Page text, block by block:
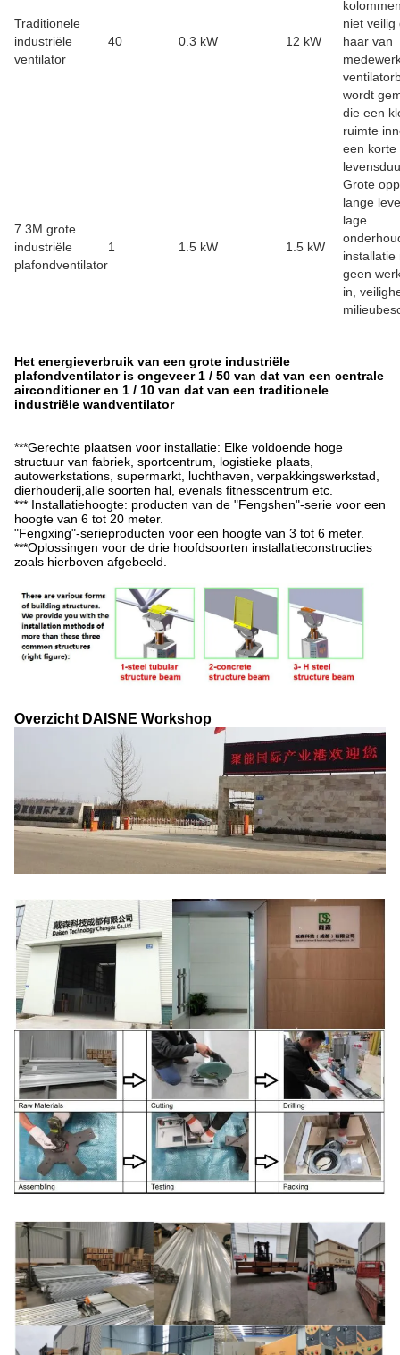
Traditionele
industriële
ventilator
40 0.3 kW 12 kW
niet veilig
haar van
wordt
die een
ruimte
een korte
7.3M grote
industriële
plafondventilator
1 1.5 kW 1.5 kW
Grote
lange
lage
installatie
geen
in,
Het energieverbruik van een grote industriële
plafondventilator is ongeveer 1 / 50 van dat van een centrale
airconditioner en 1 / 10 van dat van een traditionele
industriële wandventilator
***Gerechte plaatsen voor installatie: Elke voldoende hoge
structuur van fabriek, sportcentrum, logistieke plaats,
autowerkstations, supermarkt, luchthaven, verpakkingswerkstad,
dierhouderij,alle soorten hal, evenals fitnesscentrum etc.
*** Installatiehoogte: producten van de "Fengshen"-serie voor een
hoogte van 6 tot 20 meter.
"Fengxing"-serieproducten voor een hoogte van 3 tot 6 meter.
***Oplossingen voor de drie hoofdsoorten installatieconstructies
zoals hierboven afgebeeld.
Overzicht DAISNE Workshop